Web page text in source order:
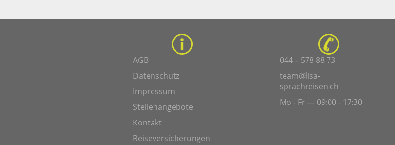
AGB
Datenschutz
Impressum
Stellenangebote
Kontakt
Reiseversicherungen
044 – 578 88 73
team@lisa-
sprachreisen.ch
Mo - Fr — 09:00 - 17:30